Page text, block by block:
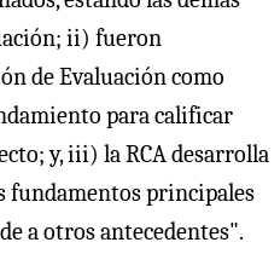
ii) fueron
de Evaluación como
para calificar
y, iii) la RCA desarrolla
fundamentos principales
a otros antecedentes".